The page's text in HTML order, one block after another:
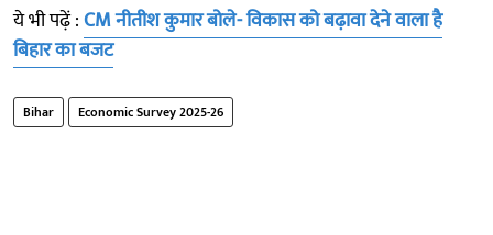
ये भी पढ़ें :CM नीतीश कुमार बोले- विकास को बढ़ावा देने वाला है
बिहार का बजट
Bihar Economic Survey 2025-26